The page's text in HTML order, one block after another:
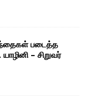
படைத்த
– சிறுவர்